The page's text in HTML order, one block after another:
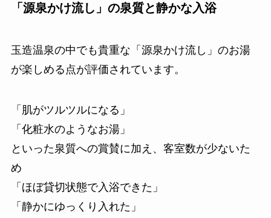
「源泉かけ流し」の泉質と静かな入浴
玉造温泉の中でも貴重な「源泉かけ流し」のお湯
が楽しめる点が評価されています。
「肌がツルツルになる」
「化粧水のようなお湯」
といった泉質への賞賛に加え、客室数が少ないた
め
「ほぼ貸切状態で入浴できた」
「静かにゆっくり入れた」